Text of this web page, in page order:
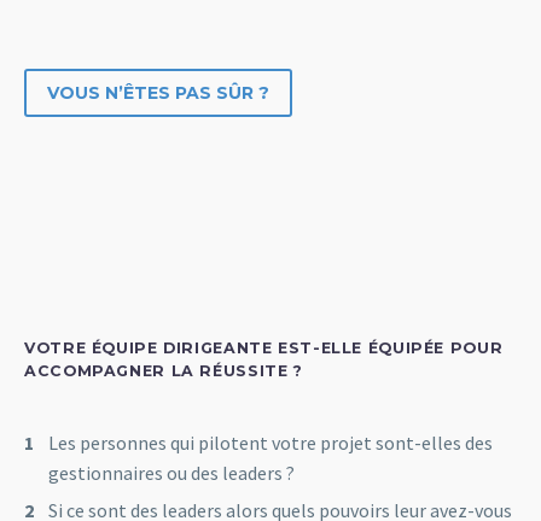
VOUS N’ÊTES PAS SÛR ?
VOTRE ÉQUIPE DIRIGEANTE EST-ELLE ÉQUIPÉE POUR
ACCOMPAGNER LA RÉUSSITE ?
Les personnes qui pilotent votre projet sont-elles des
gestionnaires ou des leaders ?
Si ce sont des leaders alors quels pouvoirs leur avez-vous